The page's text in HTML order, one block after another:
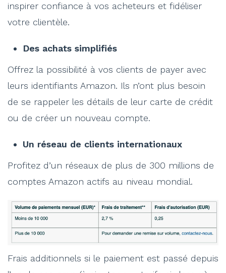
inspirer confiance à vos acheteurs et fidéliser
votre clientèle.
Des achats simplifiés
Offrez la possibilité à vos clients de payer avec
leurs identifiants Amazon. Ils n’ont plus besoin
de se rappeler les détails de leur carte de crédit
ou de créer un nouveau compte.
Un réseau de clients internationaux
Profitez d’un réseaux de plus de 300 millions de
comptes Amazon actifs au niveau mondial.
Frais additionnels si le paiement est passé depuis